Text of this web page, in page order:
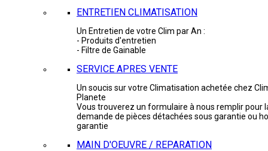
ENTRETIEN CLIMATISATION
Un Entretien de votre Clim par An :
- Produits d'entretien
- Filtre de Gainable
SERVICE APRES VENTE
Un soucis sur votre Climatisation achetée chez
Planete
Vous trouverez un formulaire à nous remplir pour
demande de pièces détachées sous garantie ou
garantie
MAIN D'OEUVRE / REPARATION